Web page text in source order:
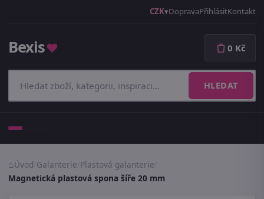
CZK DopravaPřihlásitKontakt
Bexis♥
HLEDAT
0 Kč
Úvod Galanterie Plastová galanterie
Magnetická plastová spona šíře 20 mm